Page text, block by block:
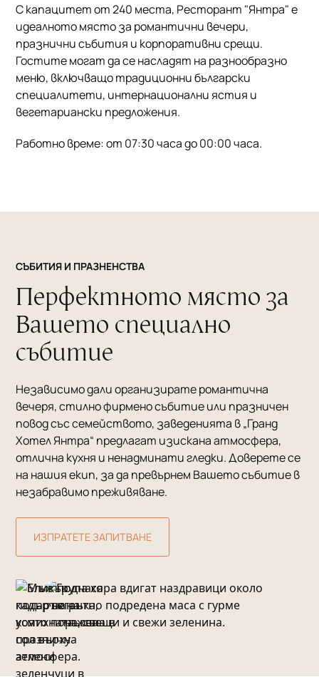
С капацитет от 240 места, Ресторант "Янтра" е
идеалното място за романтични вечери,
празнични събития и корпоративни срещи.
Гостите могат да се насладят на разнообразно
меню, включващо традиционни български
специалитети, интернационални ястия и
вегетариански предложения.
Работно време: от 07:30 часа до 00:00 часа.
СЪБИТИЯ И ПРАЗНЕНСТВА
Перфектното място за
Вашето специално
събитие
Независимо дали организирате романтична
вечеря, стилно фирмено събитие или празничен
повод със семейството, заведенията в „Гранд
Хотел Янтра“ предлагат изискана атмосфера,
отлична кухня и ненадминати гледки. Доверете се
на нашия екип, за да превърнем Вашето събитие в
незабравимо преживяване.
ИЗПРАТЕТЕ ЗАПИТВАНЕ